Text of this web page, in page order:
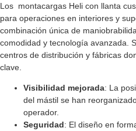
Los montacargas Heli con llanta
para operaciones en interiores y
combinación única de
comodidad y tecnología avanzada.
centros de distribución y fábricas
clave.
Visibilidad mejorada: La
del mástil se han
operador.
Seguridad: El diseño en